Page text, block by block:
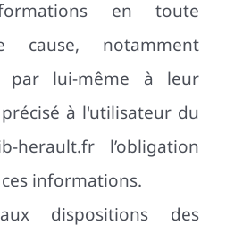
en toute
cause, notamment
par lui-même à leur
à l'utilisateur du
herault.fr l’obligation
informations.
dispositions des